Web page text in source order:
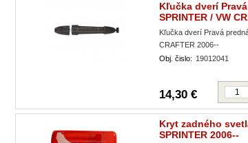
Kľučka dverí
SPRINTER / VW
Kľučka dverí Pravá
CRAFTER 2006--
Obj. čislo: 19012041
14,30 €
Kryt zadného
SPRINTER 2006--